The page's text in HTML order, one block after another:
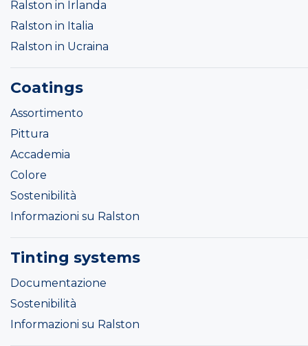
Ralston in Irlanda
Ralston in Italia
Ralston in Ucraina
Coatings
Assortimento
Pittura
Accademia
Colore
Sostenibilità
Informazioni su Ralston
Tinting systems
Documentazione
Sostenibilità
Informazioni su Ralston